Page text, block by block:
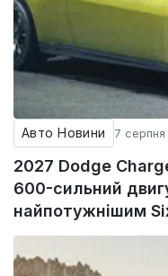
Авто Новини 7
2027 Dodge
600-сильний
найпотужнішим